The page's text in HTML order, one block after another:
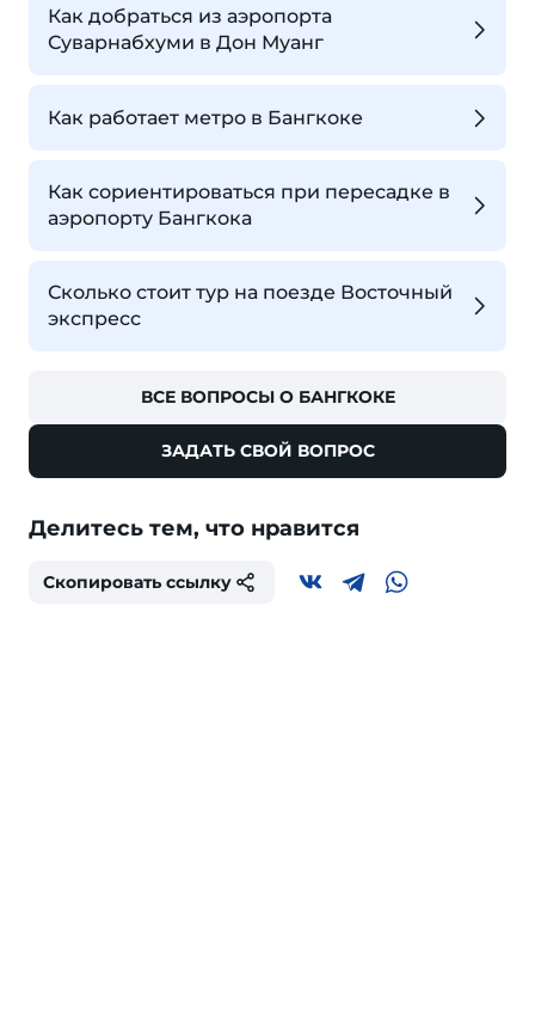
Как добраться из аэропорта
Суварнабхуми в Дон Муанг
Как работает метро в Бангкоке
Как сориентироваться при пересадке в
аэропорту Бангкока
Сколько стоит тур на поезде Восточный
экспресс
ВСЕ ВОПРОСЫ О БАНГКОКЕ
ЗАДАТЬ СВОЙ ВОПРОС
Делитесь тем, что нравится
Скопировать ссылку